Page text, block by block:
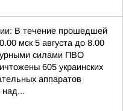
В течение прошедшей
мск 5 августа до 8.00
силами ПВО
605 украинских
аппаратов
над...